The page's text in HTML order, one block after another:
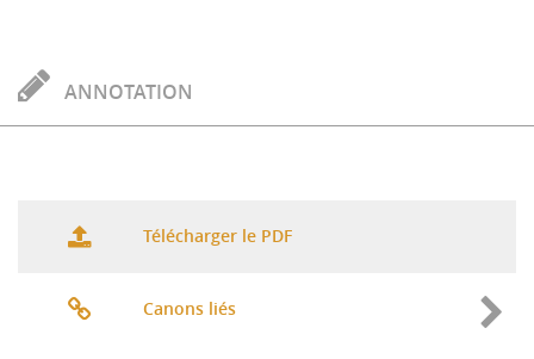
ANNOTATION
Télécharger le PDF
Canons liés